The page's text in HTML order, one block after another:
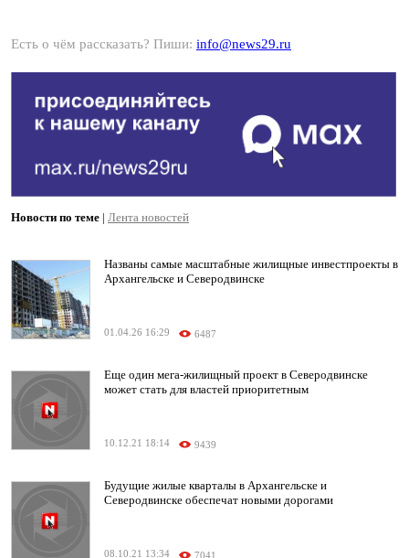
Есть о чём рассказать? Пиши: info@news29.ru
Новости по теме | Лента новостей
Названы самые масштабные жилищные инвестпроекты в
Архангельске и Северодвинске
01.04.26 16:29 6487
Еще один мега-жилищный проект в Северодвинске
может стать для властей приоритетным
10.12.21 18:14 9439
Будущие жилые кварталы в Архангельске и
Северодвинске обеспечат новыми дорогами
08.10.21 13:34 7041